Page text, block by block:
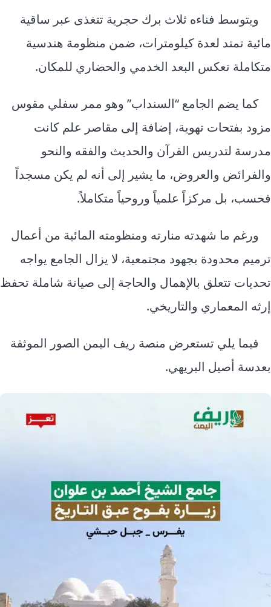
ويتوسط فناءه ثلاث برك حجرية تتغذى عبر ساقية
مائية تمتد لعدة كيلومترات، ضمن منظومة هندسية
متكاملة تعكس البعد الخدمي والحضاري للمكان.
كما يضم الجامع “السنداب” وهو ممر سفلي مقوس
مزود بفتحات تهوية، إضافة إلى مقاصر علم كانت
مدرسة لتدريس القرآن والحديث والفقه والنحو
والفرائض والعروض، ما يشير إلى أنه لم يكن مسجداً
فحسب، بل مركزاً علمياً وروحياً متكاملاً.
ورغم ما شهدته منارته ومنظومته المائية من أعمال
ترميم محدودة بجهود مجتمعية، لا يزال الجامع يواجه
تحديات تتعلق بالإهمال والحاجة إلى صيانة شاملة تحفظ
إرثه المعماري والتاريخي.
فيما يلي تستعرض منصة ريف اليمن الصور الموثقة
بعدسة أصيل البريهي.